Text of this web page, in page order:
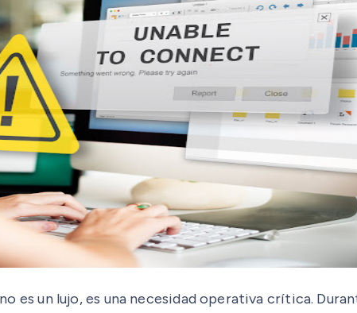
es un lujo, es una necesidad operativa crítica.